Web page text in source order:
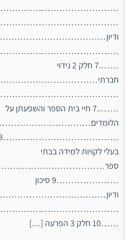
…….7 חלק 2 נידוי
……..7 חיי בית הספר והשפעתן על
בעלי לקויות למידה בבתי
…………………9 סיכון
……10 חלק 3 הפרעה […]